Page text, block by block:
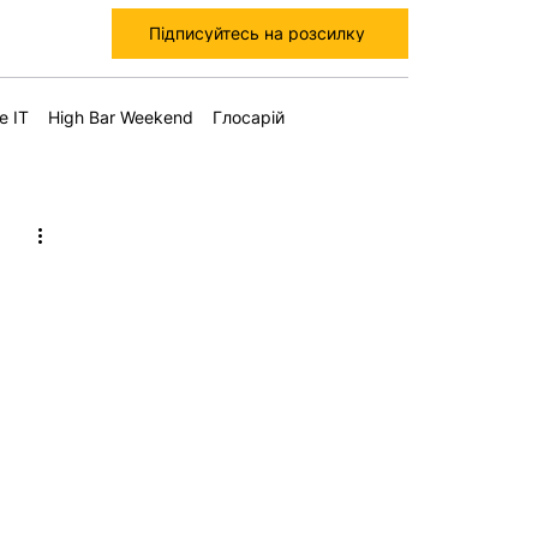
Підписуйтесь на розсилку
IT High Bar Weekend Глосарій